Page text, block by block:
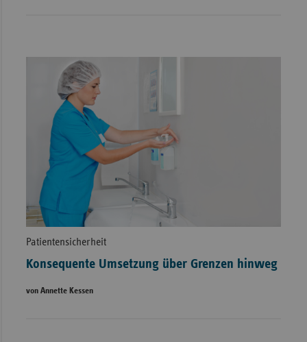
Patientensicherheit
Konsequente Umsetzung über Grenzen hinweg
von Annette Kessen